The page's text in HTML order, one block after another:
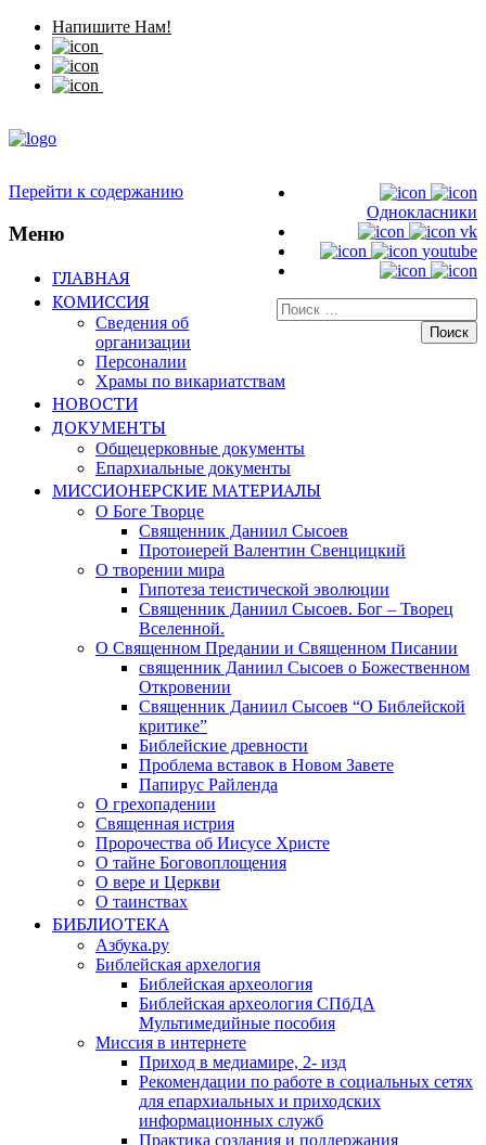
Напишите Нам!
Однокласники
vk
youtube
Искать:
Перейти к содержанию
Меню
ГЛАВНАЯ
КОМИССИЯ
Сведения об
организации
Персоналии
Храмы по викариатствам
НОВОСТИ
ДОКУМЕНТЫ
Общецерковные документы
Епархиальные документы
МИССИОНЕРСКИЕ МАТЕРИАЛЫ
О Боге Творце
Священник Даниил Сысоев
Протоиерей Валентин Свенцицкий
О творении мира
Гипотеза теистической эволюции
Священник Даниил Сысоев. Бог – Творец
Вселенной.
О Священном Предании и Священном Писании
священник Даниил Сысоев о Божественном
Откровении
Священник Даниил Сысоев “О Библейской
критике”
Библейские древности
Проблема вставок в Новом Завете
Папирус Райленда
О грехопадении
Священная истрия
Пророчества об Иисусе Христе
О тайне Боговоплощения
О вере и Церкви
О таинствах
БИБЛИОТЕКА
Азбука.ру
Библейская архелогия
Библейская археология
Библейская археология СПбДА
Мультимедийные пособия
Миссия в интернете
Приход в медиамире, 2- изд
Рекомендации по работе в социальных сетях
для епархиальных и приходских
информационных служб
Практика создания и поддержания